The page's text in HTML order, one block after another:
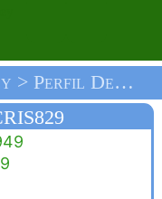
Comunidad ZooValley > Perfil De Cris829 > Inicio